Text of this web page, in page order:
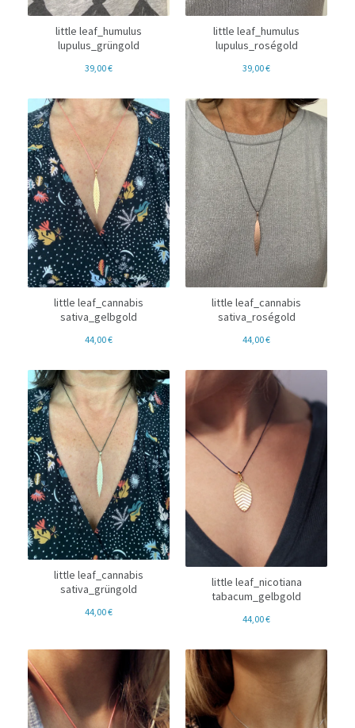
little leaf_humulus
lupulus_grüngold
39,00€
little leaf_humulus
lupulus_roségold
39,00€
little leaf_cannabis
sativa_gelbgold
44,00€
little leaf_cannabis
sativa_roségold
44,00€
little leaf_cannabis
sativa_grüngold
44,00€
little leaf_nicotiana
tabacum_gelbgold
44,00€